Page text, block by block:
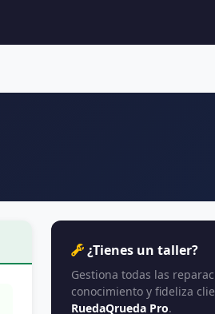
¿Tienes un taller?
Gestiona todas las
conocimiento y fideliza
RuedaQrueda Pro.